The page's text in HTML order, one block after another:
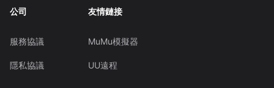
公司
服務協議
隱私協議
友情鏈接
MuMu模擬器
UU遠程